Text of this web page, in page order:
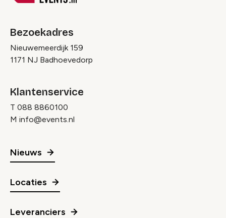
Bezoekadres
Nieuwemeerdijk 159
1171 NJ Badhoevedorp
Klantenservice
T 088 8860100
M info@events.nl
Nieuws
Locaties
Leveranciers